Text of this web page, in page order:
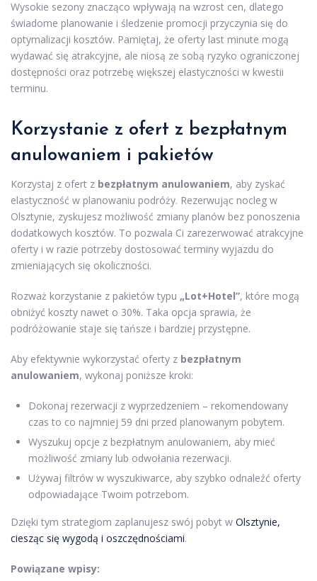
Wysokie sezony znacząco wpływają na wzrost cen, dlatego
świadome planowanie i śledzenie promocji przyczynia się do
optymalizacji kosztów. Pamiętaj, że oferty last minute mogą
wydawać się atrakcyjne, ale niosą ze sobą ryzyko ograniczonej
dostępności oraz potrzebę większej elastyczności w kwestii
terminu.
Korzystanie z ofert z bezpłatnym
anulowaniem i pakietów
Korzystaj z ofert z bezpłatnym anulowaniem, aby zyskać
elastyczność w planowaniu podróży. Rezerwując nocleg w
Olsztynie, zyskujesz możliwość zmiany planów bez ponoszenia
dodatkowych kosztów. To pozwala Ci zarezerwować atrakcyjne
oferty i w razie potrzeby dostosować terminy wyjazdu do
zmieniających się okoliczności.
Rozważ korzystanie z pakietów typu „Lot+Hotel”, które mogą
obniżyć koszty nawet o 30%. Taka opcja sprawia, że
podróżowanie staje się tańsze i bardziej przystępne.
Aby efektywnie wykorzystać oferty z bezpłatnym
anulowaniem, wykonaj poniższe kroki:
Dokonaj rezerwacji z wyprzedzeniem – rekomendowany
czas to co najmniej 59 dni przed planowanym pobytem.
Wyszukuj opcje z bezpłatnym anulowaniem, aby mieć
możliwość zmiany lub odwołania rezerwacji.
Używaj filtrów w wyszukiwarce, aby szybko odnaleźć oferty
odpowiadające Twoim potrzebom.
Dzięki tym strategiom zaplanujesz swój pobyt w Olsztynie,
ciesząc się wygodą i oszczędnościami.
Powiązane wpisy: